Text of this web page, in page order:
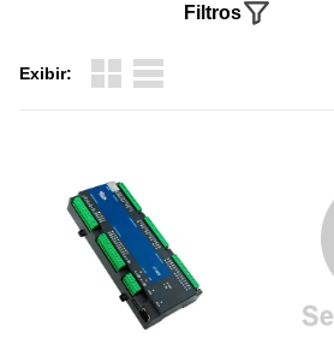
Exibir:
Filtros